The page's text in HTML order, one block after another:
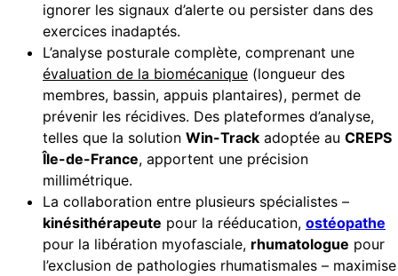
ignorer les signaux d’alerte ou persister dans des
exercices inadaptés.
L’analyse posturale complète, comprenant une
évaluation de la biomécanique (longueur des
membres, bassin, appuis plantaires), permet de
prévenir les récidives. Des plateformes d’analyse,
telles que la solution Win-Track adoptée au CREPS
Île-de-France, apportent une précision
millimétrique.
La collaboration entre plusieurs spécialistes –
kinésithérapeute pour la rééducation, ostéopathe
pour la libération myofasciale, rhumatologue pour
l’exclusion de pathologies rhumatismales – maximise